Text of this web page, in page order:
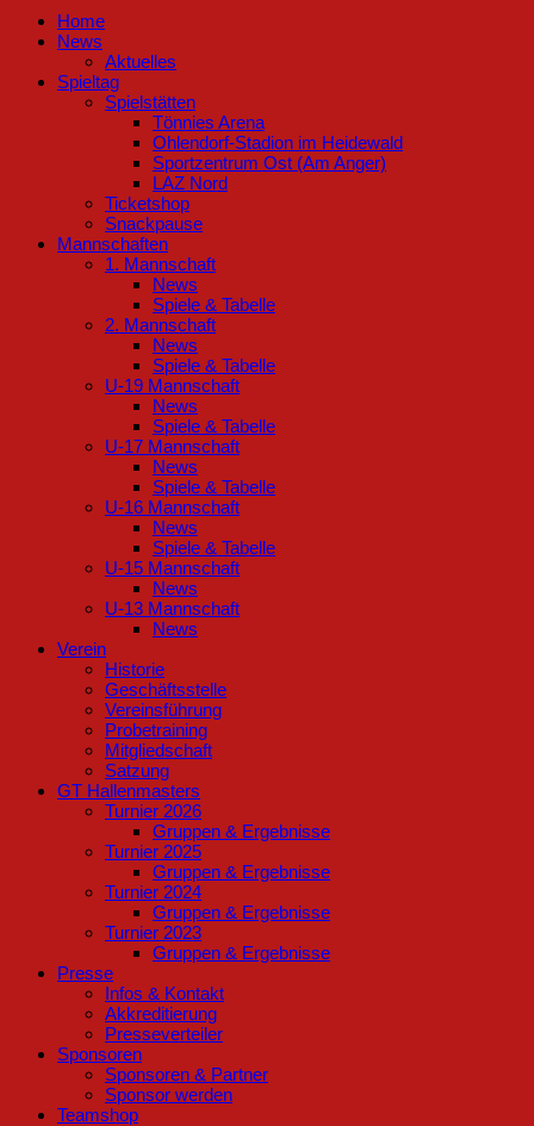
Home
News
Aktuelles
Spieltag
Spielstätten
Tönnies Arena
Ohlendorf-Stadion im Heidewald
Sportzentrum Ost (Am Anger)
LAZ Nord
Ticketshop
Snackpause
Mannschaften
1. Mannschaft
News
Spiele & Tabelle
2. Mannschaft
News
Spiele & Tabelle
U-19 Mannschaft
News
Spiele & Tabelle
U-17 Mannschaft
News
Spiele & Tabelle
U-16 Mannschaft
News
Spiele & Tabelle
U-15 Mannschaft
News
U-13 Mannschaft
News
Verein
Historie
Geschäftsstelle
Vereinsführung
Probetraining
Mitgliedschaft
Satzung
GT Hallenmasters
Turnier 2026
Gruppen & Ergebnisse
Turnier 2025
Gruppen & Ergebnisse
Turnier 2024
Gruppen & Ergebnisse
Turnier 2023
Gruppen & Ergebnisse
Presse
Infos & Kontakt
Akkreditierung
Presseverteiler
Sponsoren
Sponsoren & Partner
Sponsor werden
Teamshop